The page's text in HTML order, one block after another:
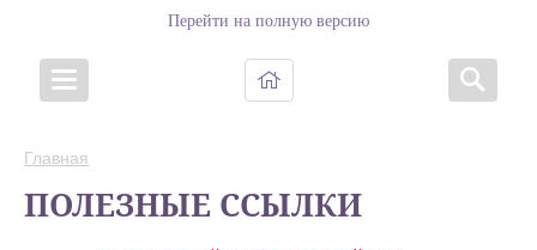
Перейти на полную версию
Главная
ПОЛЕЗНЫЕ ССЫЛКИ